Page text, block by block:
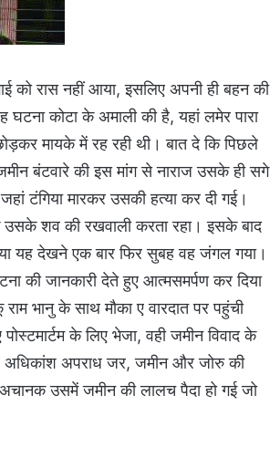
को रास नहीं आया, इसलिए अपनी ही बहन की
घटना कोटा के अमाली की है, यहां लमेर पारा
मायके में रह रही थी। बात दे कि पिछले
बंटवारे की इस मांग से नाराज उसके ही सगे
टंगिया मारकर उसकी हत्या कर दी गई।
शव की रखवाली करता रहा। इसके बाद
यह देखने एक बार फिर सुबह वह जंगल गया।
की जानकारी देते हुए आत्मसमर्पण कर दिया
भानु के साथ मौका ए वारदात पर पहुंची
के लिए भेजा, वही जमीन विवाद के
अधिकांश अपराध जर, जमीन और जोरु की
उसमें जमीन की लालच पैदा हो गई जो